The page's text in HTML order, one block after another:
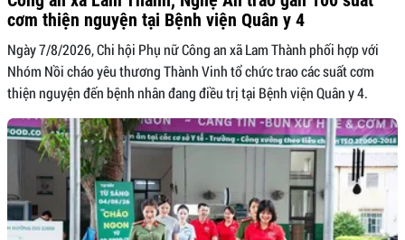
cơm thiện nguyện tại Bệnh viện Quân y 4
Ngày 7/8/2026, Chi hội Phụ nữ Công an xã Lam Thành phối hợp với
Nhóm Nồi cháo yêu thương Thành Vinh tổ chức trao các suất cơm
thiện nguyện đến bệnh nhân đang điều trị tại Bệnh viện Quân y 4.